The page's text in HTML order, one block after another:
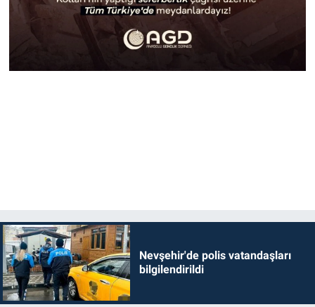
Nevşehir'de polis vatandaşları
bilgilendirildi